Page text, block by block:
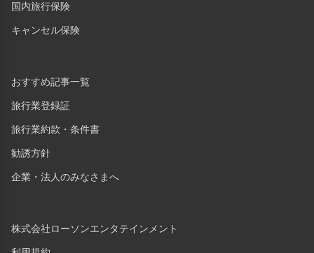
国内旅行保険
キャンセル保険
おすすめ記事一覧
旅行業登録証
旅行業約款・条件書
勧誘方針
企業・法人のみなさまへ
株式会社ローソンエンタテインメント